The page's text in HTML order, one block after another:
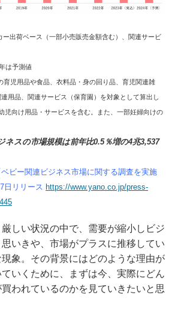
出荷ベース（一部小売販売金額含む）、関連サービ
は予測値
育児用品や食品、衣料品・身の回り品、育児関連雑
用品、関連サービス（保育園）を対象として算出し
児向け用品・サービスを含む。また、一部妊婦向けの
ネスの市場規模は前年比0.5％増の4兆3,537
ビー関連ビジネス市場に関する調査を実施
日リリース https://www.yano.co.jp/press-
しい状況の中で、需要が縮小しビジ
いきや、市場がプラスに推移してい
象。その背景にはどのような理由が
いくために、まずは今、実際にどん
われているのかを見ていきたいと思